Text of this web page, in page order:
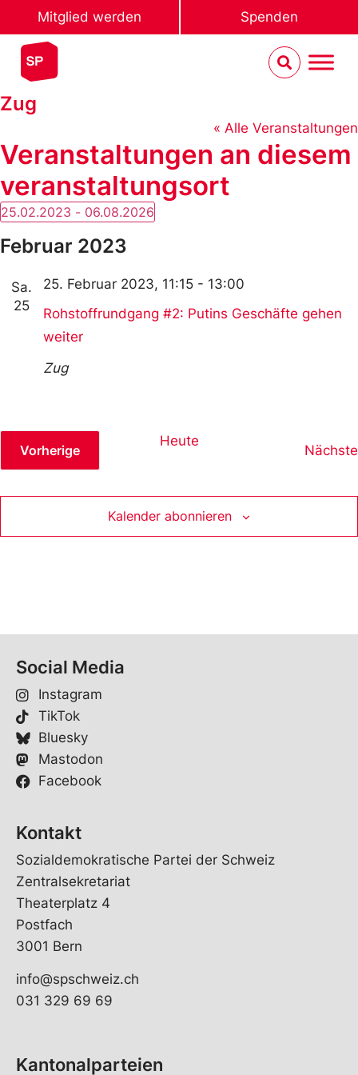
Mitglied werden Spenden
Zug
« Alle Veranstaltungen
Veranstaltungen an diesem
veranstaltungsort
25.02.2023 - 06.08.2026
wählen.
Februar 2023
Sa.
25
Rohstoffrundgang #2: Putins Geschäfte gehen
weiter
25. Februar 2023, 11:15 - 13:00
Zug
VorherigeVeranstaltungen
Heute
Nächste
Kalender abonnieren
Social Media
Instagram
TikTok
Bluesky
Mastodon
Facebook
Kontakt
Sozialdemokratische Partei der Schweiz
Zentralsekretariat
Theaterplatz 4
Postfach
3001 Bern
info@spschweiz.ch
031 329 69 69
Kantonalparteien